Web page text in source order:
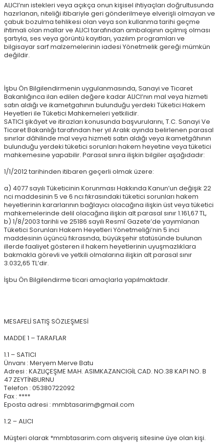
ALICI’nın istekleri veya açıkça onun kişisel ihtiyaçları doğrultusunda
hazırlanan, niteliği itibariyle geri gönderilmeye elverişli olmayan ve
çabuk bozulma tehlikesi olan veya son kullanma tarihi geçme
ihtimali olan mallar ve ALICI tarafından ambalajının açılmış olması
şartıyla, ses veya görüntü kayıtları, yazılım programları ve
bilgisayar sarf malzemelerinin iadesi Yönetmelik gereği mümkün
değildir.
İşbu Ön Bilgilendirmenin uygulanmasında, Sanayi ve Ticaret
Bakanlığınca ilan edilen değere kadar ALICI’nın mal veya hizmeti
satın aldığı ve ikametgahının bulunduğu yerdeki Tüketici Hakem
Heyetleri ile Tüketici Mahkemeleri yetkilidir.
SATICI şikâyet ve itirazları konusunda başvurularını, T.C. Sanayi Ve
Ticaret Bakanlığı tarafından her yıl Aralık ayında belirlenen parasal
sınırlar dâhilinde mal veya hizmeti satın aldığı veya ikametgâhının
bulunduğu yerdeki tüketici sorunları hakem heyetine veya tüketici
mahkemesine yapabilir. Parasal sınıra ilişkin bilgiler aşağıdadır:
1/1/2012 tarihinden itibaren geçerli olmak üzere:
a) 4077 sayılı Tüketicinin Korunması Hakkında Kanun’un değişik 22
nci maddesinin 5 ve 6 ncı fıkrasındaki tüketici sorunları hakem
heyetlerinin kararlarının bağlayıcı olacağına ilişkin üst veya tüketici
mahkemelerinde delil olacağına ilişkin alt parasal sınır 1.161,67 TL,
b) 1/8/2003 tarihli ve 25186 sayılı Resmî Gazete’de yayımlanan
Tüketici Sorunları Hakem Heyetleri Yönetmeliği’nin 5 inci
maddesinin üçüncü fıkrasında, büyükşehir statüsünde bulunan
illerde faaliyet gösteren il hakem heyetlerinin uyuşmazlıklara
bakmakla görevli ve yetkili olmalarına ilişkin alt parasal sınır
3.032,65 TL’dir.
İşbu Ön Bilgilendirme ticari amaçlarla yapılmaktadır.
MESAFELİ SATIŞ SÖZLEŞMESİ
MADDE 1 – TARAFLAR
1.1 – SATICI
Ünvanı : Meryem Merve Batu
Adresi : KAZLIÇEŞME MAH. ASIMKAZANCIGİL CAD. NO.38 KAPI NO. B
47 ZEYTİNBURNU
Telefon : 05380722092
Fax : ****
Eposta adresi : mmbtasarim@gmail.com
1.2 – ALICI
Müşteri olarak *mmbtasarim.com alışveriş sitesine üye olan kişi.